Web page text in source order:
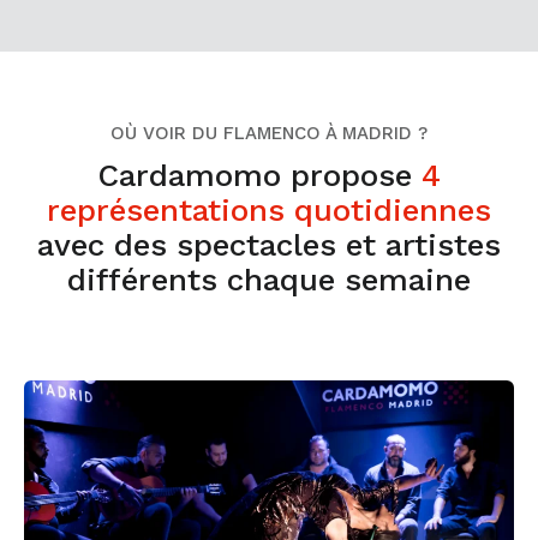
OÙ VOIR DU FLAMENCO À MADRID ?
Cardamomo propose 4
représentations quotidiennes
avec des spectacles et artistes
différents chaque semaine